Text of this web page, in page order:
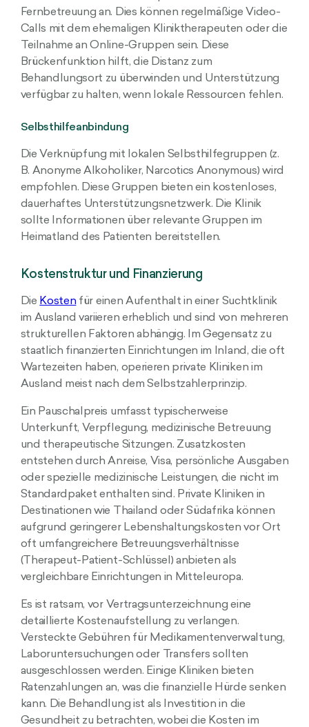
Fernbetreuung an. Dies können regelmäßige Video-
Calls mit dem ehemaligen Kliniktherapeuten oder die
Teilnahme an Online-Gruppen sein. Diese
Brückenfunktion hilft, die Distanz zum
Behandlungsort zu überwinden und Unterstützung
verfügbar zu halten, wenn lokale Ressourcen fehlen.
Selbsthilfeanbindung
Die Verknüpfung mit lokalen Selbsthilfegruppen (z.
B. Anonyme Alkoholiker, Narcotics Anonymous) wird
empfohlen. Diese Gruppen bieten ein kostenloses,
dauerhaftes Unterstützungsnetzwerk. Die Klinik
sollte Informationen über relevante Gruppen im
Heimatland des Patienten bereitstellen.
Kostenstruktur und Finanzierung
Die Kostenfür einen Aufenthalt in einer Suchtklinik
im Ausland variieren erheblich und sind von mehreren
strukturellen Faktoren abhängig. Im Gegensatz zu
staatlich finanzierten Einrichtungen im Inland, die oft
Wartezeiten haben, operieren private Kliniken im
Ausland meist nach dem Selbstzahlerprinzip.
Ein Pauschalpreis umfasst typischerweise
Unterkunft, Verpflegung, medizinische Betreuung
und therapeutische Sitzungen. Zusatzkosten
entstehen durch Anreise, Visa, persönliche Ausgaben
oder spezielle medizinische Leistungen, die nicht im
Standardpaket enthalten sind. Private Kliniken in
Destinationen wie Thailand oder Südafrika können
aufgrund geringerer Lebenshaltungskosten vor Ort
oft umfangreichere Betreuungsverhältnisse
(Therapeut-Patient-Schlüssel) anbieten als
vergleichbare Einrichtungen in Mitteleuropa.
Es ist ratsam, vor Vertragsunterzeichnung eine
detaillierte Kostenaufstellung zu verlangen.
Versteckte Gebühren für Medikamentenverwaltung,
Laboruntersuchungen oder Transfers sollten
ausgeschlossen werden. Einige Kliniken bieten
Ratenzahlungen an, was die finanzielle Hürde senken
kann. Die Behandlung ist als Investition in die
Gesundheit zu betrachten, wobei die Kosten im